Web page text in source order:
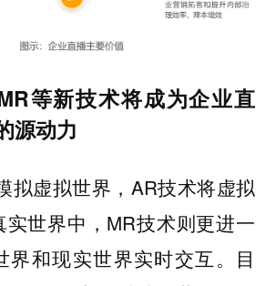
等新技术将成为企业直
源动力
拟虚拟世界，AR技术将虚拟
世界中，MR技术则更进一
界和现实世界实时交互。目